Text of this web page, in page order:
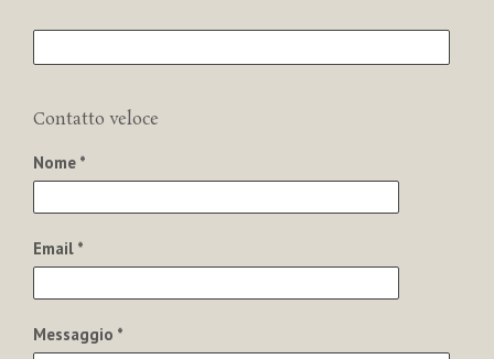
Contatto veloce
Nome *
Email *
Messaggio *